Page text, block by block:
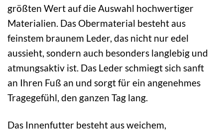
größten Wert auf die Auswahl hochwertiger
Materialien. Das Obermaterial besteht aus
feinstem braunem Leder, das nicht nur edel
aussieht, sondern auch besonders langlebig und
atmungsaktiv ist. Das Leder schmiegt sich sanft
an Ihren Fuß an und sorgt für ein angenehmes
Tragegefühl, den ganzen Tag lang.
Das Innenfutter besteht aus weichem,